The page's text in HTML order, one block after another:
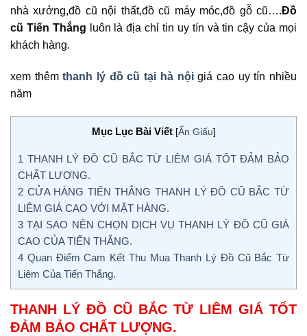
nhà xưởng,đồ cũ nội thất,đồ cũ máy móc,đồ gỗ cũ….Đồ
cũ Tiến Thắng luôn là địa chỉ tin uy tín và tin cậy của mọi
khách hàng.
xem thêmthanh lý đồ cũ tại hà nộigiá cao uy tín nhiều
năm
Mục Lục Bài Viết [Ẩn Giấu]
1 THANH LÝ ĐỒ CŨ BẮC TỪ LIÊM GIÁ TỐT ĐẢM BẢO
CHẤT LƯỢNG.
2 CỬA HÀNG TIẾN THẮNG THANH LÝ ĐỒ CŨ BẮC TỪ
LIÊM GIÁ CAO VỚI MẶT HÀNG.
3 TẠI SAO NÊN CHỌN DỊCH VỤ THANH LÝ ĐỒ CŨ GIÁ
CAO CỦA TIẾN THẮNG.
4 Quan Điểm Cam Kết Thu Mua Thanh Lý Đồ Cũ Bắc Từ
Liêm Của Tiến Thắng.
THANH LÝ ĐỒ CŨ BẮC TỪ LIÊM GIÁ TỐT
ĐẢM BẢO CHẤT LƯỢNG.